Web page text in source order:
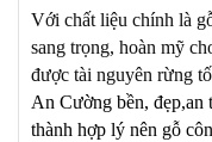
Với chất liệu chính là
sang trọng, hoàn mỹ
được tài nguyên rừng
An Cường bền, đẹp,an
thành hợp lý nên gỗ